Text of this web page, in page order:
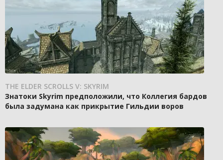
THE ELDER SCROLLS V: SKYRIM
Знатоки Skyrim предположили, что Коллегия бардов
была задумана как прикрытие Гильдии воров